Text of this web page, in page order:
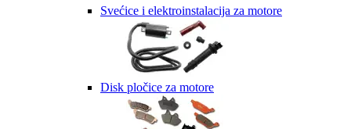
Svećice i elektroinstalacija za motore
Disk pločice za motore